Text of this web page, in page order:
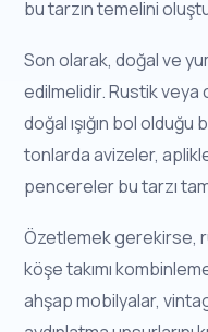
bu tarzın temelini
Son olarak, doğal ve
edilmelidir. Rustik
doğal ışığın bol
tonlarda avizeler,
pencereler bu tarzı
Özetlemek gerekirse,
köşe takımı
ahşap mobilyalar,